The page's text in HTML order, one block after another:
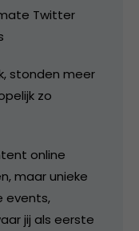
Twitter
stonden meer
zo
online
maar unieke
events,
jij als eerste